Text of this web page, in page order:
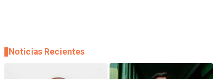
Noticias Recientes